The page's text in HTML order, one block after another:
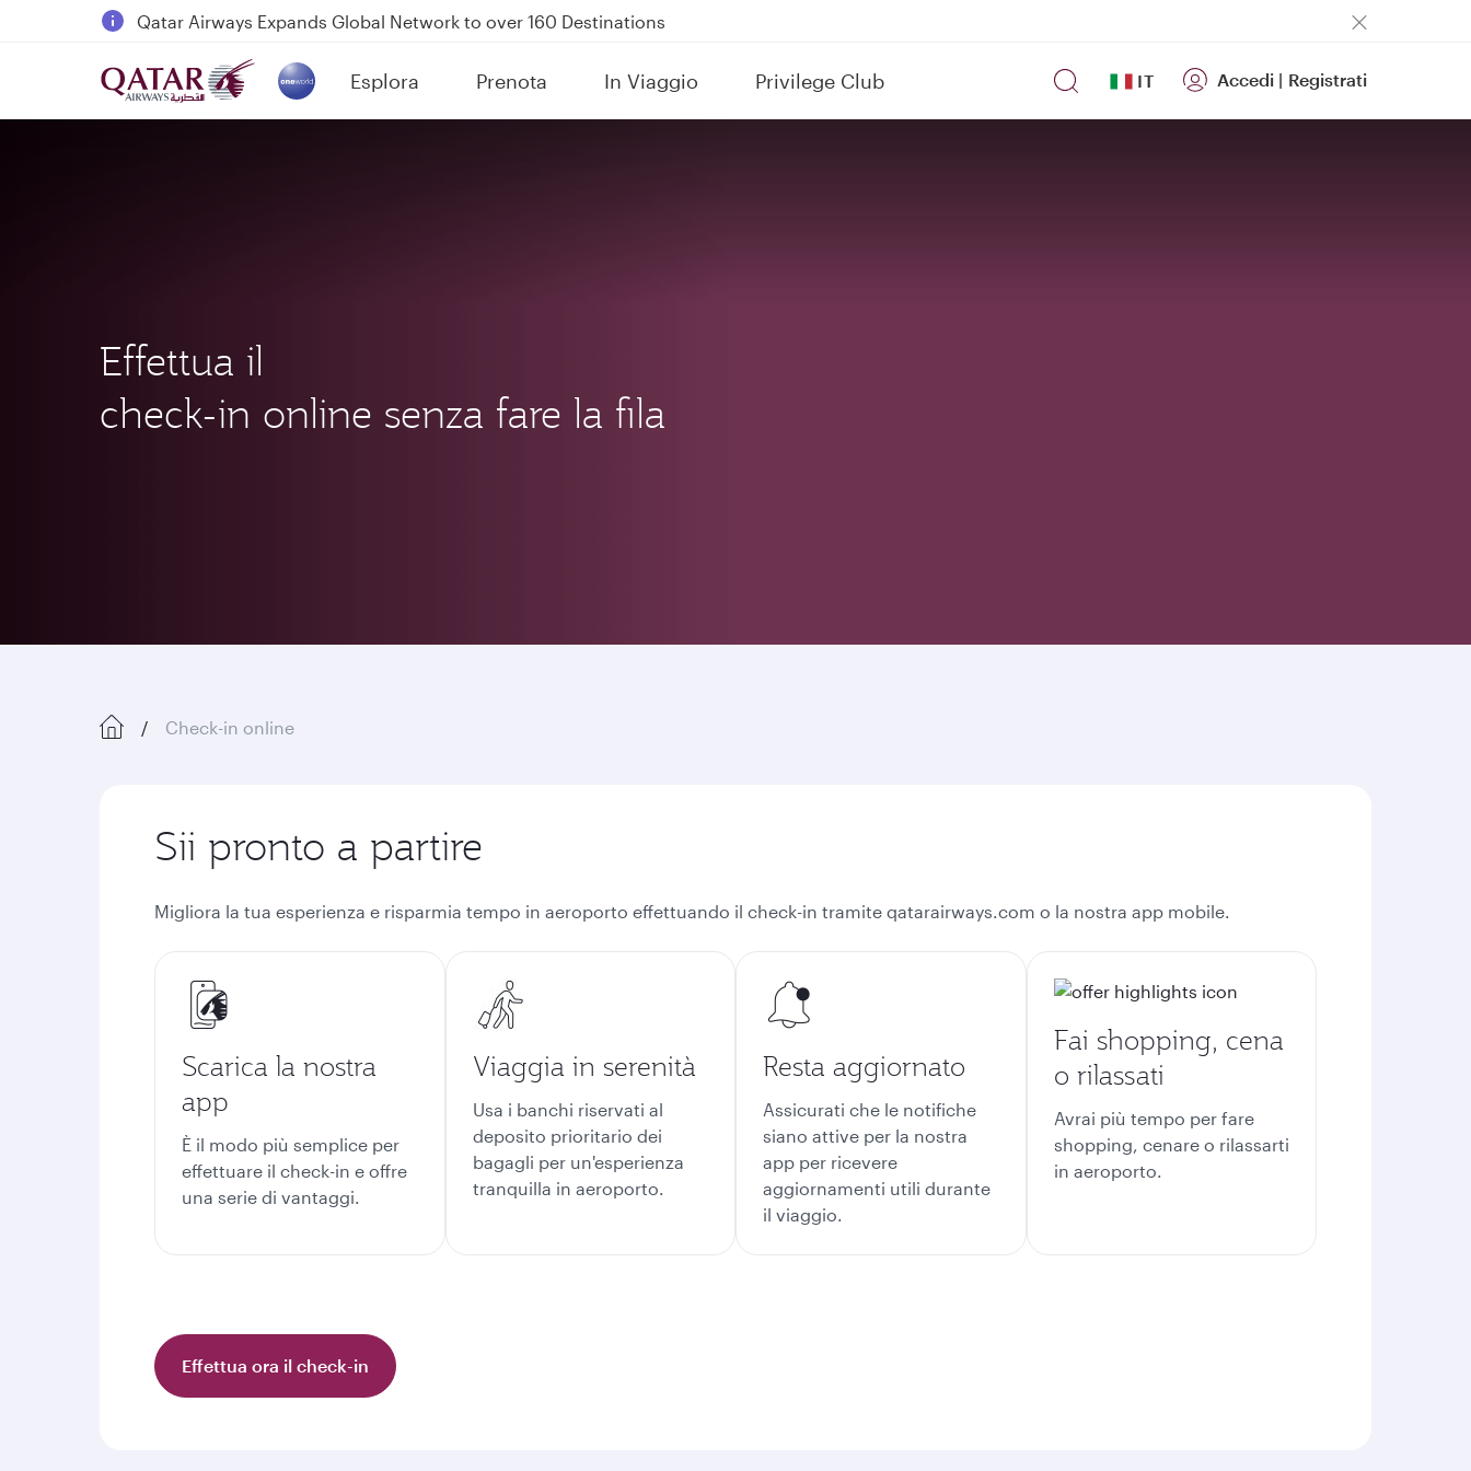
18 June 2026: Updates on Travelling with Power Banks
30 July 2026: Temporary passenger flight suspension to Bahrain (BAH), Erbil (EBL), and Kuwait (KWI)
Qatar Airways Expands Global Network to over 160 Destinations
Esplora
(active) Prenota In Viaggio Privilege Club IT Accedi | Registrati
Effettua il
check-in online senza fare la fila
Check-in online
Sii pronto a partire
Migliora la tua esperienza e risparmia tempo in aeroporto effettuando il check-in tramite qatarairways.com o la nostra app mobile.
Scarica la nostra
app
È il modo più semplice per
effettuare il check-in e offre
una serie di vantaggi.
Viaggia in serenità
Usa i banchi riservati al
deposito prioritario dei
bagagli per un'esperienza
tranquilla in aeroporto.
Resta aggiornato
Assicurati che le notifiche
siano attive per la nostra
app per ricevere
aggiornamenti utili durante
il viaggio.
Fai shopping, cena
o rilassati
Avrai più tempo per fare
shopping, cenare o rilassarti
in aeroporto.
Effettua ora il check-in